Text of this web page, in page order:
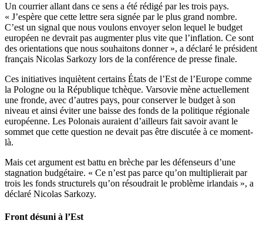
Un courrier allant dans ce sens a été rédigé par les trois pays.
« J’espère que cette lettre sera signée par le plus grand nombre.
C’est un signal que nous voulons envoyer selon lequel le budget
européen ne devrait pas augmenter plus vite que l’inflation. Ce sont
des orientations que nous souhaitons donner », a déclaré le président
français Nicolas Sarkozy lors de la conférence de presse finale.
Ces initiatives inquiètent certains États de l’Est de l’Europe comme
la Pologne ou la République tchèque. Varsovie mène actuellement
une fronde, avec d’autres pays, pour conserver le budget à son
niveau et ainsi éviter une baisse des fonds de la politique régionale
européenne. Les Polonais auraient d’ailleurs fait savoir avant le
sommet que cette question ne devait pas être discutée à ce moment-
là.
Mais cet argument est battu en brèche par les défenseurs d’une
stagnation budgétaire. « Ce n’est pas parce qu’on multiplierait par
trois les fonds structurels qu’on résoudrait le problème irlandais », a
déclaré Nicolas Sarkozy.
Front désuni à l’Est